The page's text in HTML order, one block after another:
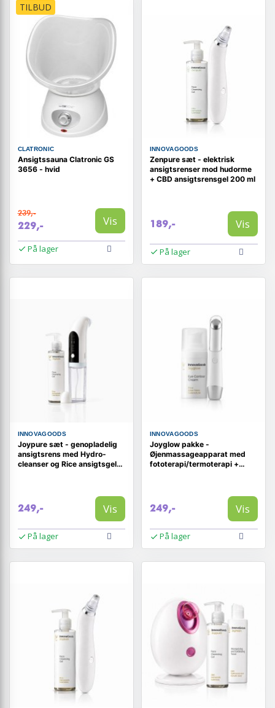
TILBUD
CLATRONIC
Ansigtssauna Clatronic GS
3656 - hvid
239,-
229,- Vis
På lager
INNOVAGOODS
Zenpure sæt - elektrisk
ansigtsrenser mod hudorme
+ CBD ansigtsrensgel 200 ml
189,- Vis
På lager
INNOVAGOODS
Joypure sæt - genopladelig
ansigtsrens med Hydro-
cleanser og Rice ansigtsgel
249,- Vis
På lager
INNOVAGOODS
Joyglow pakke -
Øjenmassageapparat med
fototerapi/termoterapi +
249,- Vis
På lager